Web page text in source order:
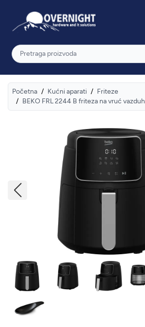
Overnight
Pretraga
Početna / Kućni aparati / Friteze
/ BEKO FRL 2244 B friteza na vruć vazduh